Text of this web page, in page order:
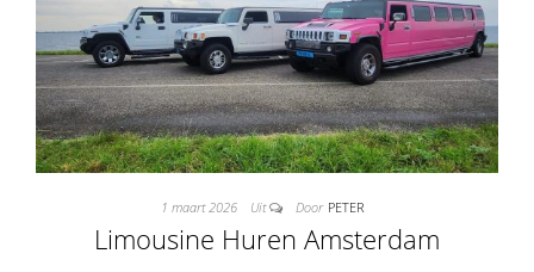
1 maart 2026 Uit Door PETER
Limousine Huren Amsterdam